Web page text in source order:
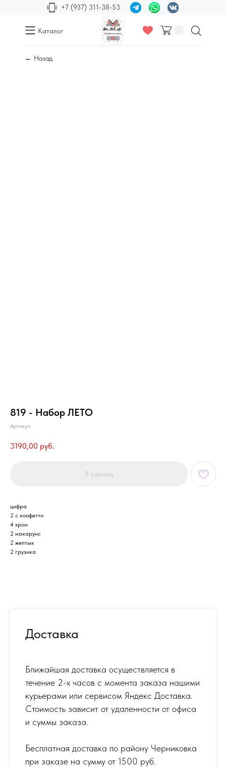
+7 (937) 311-38-53
Каталог
← Назад
819 - Набор ЛЕТО
Артикул:
3190,00 руб.
В корзину
цифра
2 с конфетти
4 хром
2 макарунс
2 желтых
2 грузика
Доставка
Ближайшая доставка осуществляется в
течение 2-х часов с момента заказа нашими
курьерами или сервисом Яндекс Доставка.
Стоимость зависит от удаленности от офиса
и суммы заказа.
Бесплатная доставка по району Черниковка
при заказе на сумму от 1500 руб.